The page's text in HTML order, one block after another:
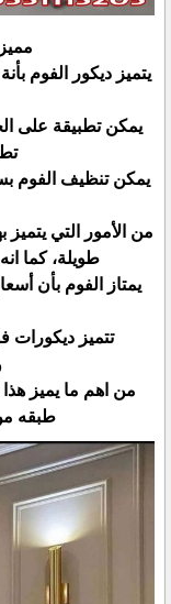
يتميز ديكور الفوم
يمكن تطبيقة على
يمكن تنظيف الفوم
من الأمور التي يتميز
طويلة، كما
يمتاز الفوم بأن
تتميز ديكورات
من اهم ما يميز هذا
طبقه